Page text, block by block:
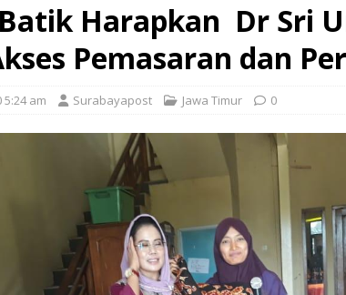
Harapkan Dr Sri
Pemasaran dan
5:24 am Surabayapost Jawa Timur 0